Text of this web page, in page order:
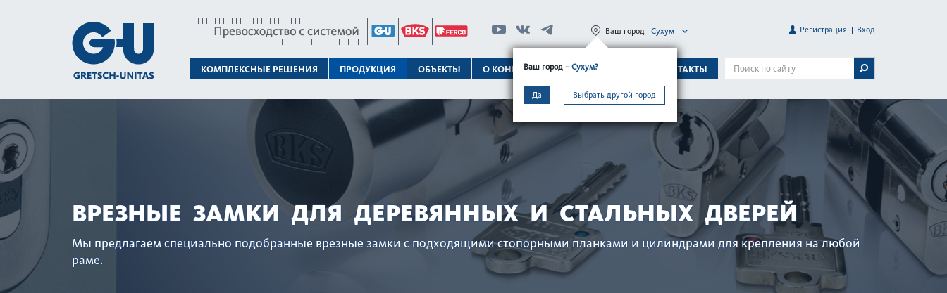
КОМПЛЕКСНЫЕ РЕШЕНИЯ ПРОДУКЦИЯ ОБЪЕКТЫ О КОНЦЕРНЕ ТЕХПОДДЕРЖКА КОНТАКТЫ
Ваш город – Сухум?
Да Выбрать другой город
Ваш город Сухум Регистрация Вход
ВРЕЗНЫЕ ЗАМКИ ДЛЯ ДЕРЕВЯННЫХ И СТАЛЬНЫХ ДВЕРЕЙ
Мы предлагаем специально подоб­ранные врезные замки с подходящими стопорными план­ками и цилиндрами для креп­ления на любой
раме.